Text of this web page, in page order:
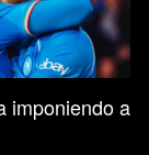
imponiendo a